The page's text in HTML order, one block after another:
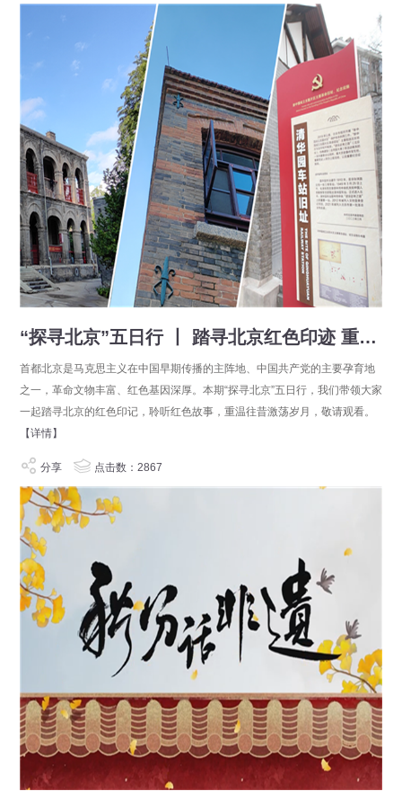
“探寻北京”五日行 丨 踏寻北京红色印迹 重温往昔激荡岁月
首都北京是马克思主义在中国早期传播的主阵地、中国共产党的主要孕育地
之一，革命文物丰富、红色基因深厚。本期“探寻北京”五日行，我们带领大家
一起踏寻北京的红色印记，聆听红色故事，重温往昔激荡岁月，敬请观看。
【详情】
分享 点击数：2867